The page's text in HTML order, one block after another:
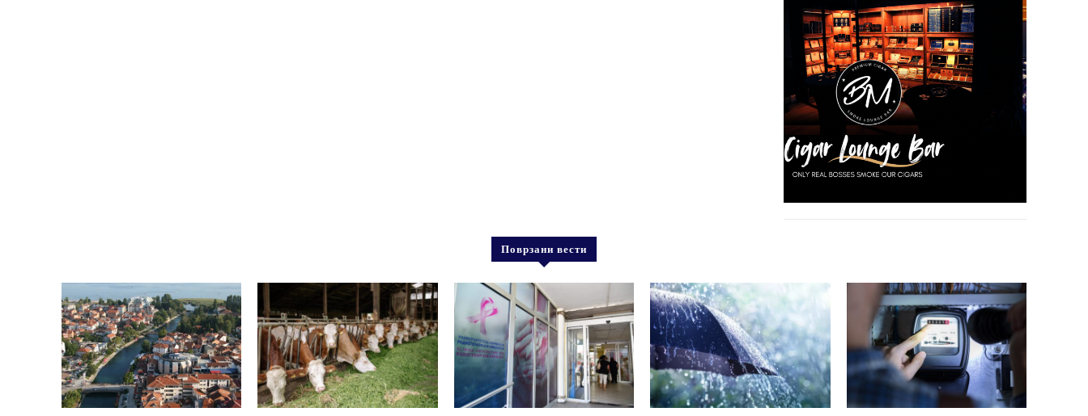
Поврзани вести